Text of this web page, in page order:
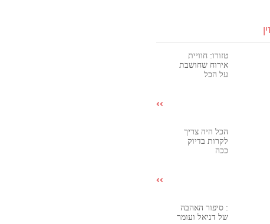
טזורו: חוויית
אירוח שחושבת
על הכל
הכל היה צריך
לקרות בדיוק
ככה
: סיפור האהבה
של דניאל ועומר